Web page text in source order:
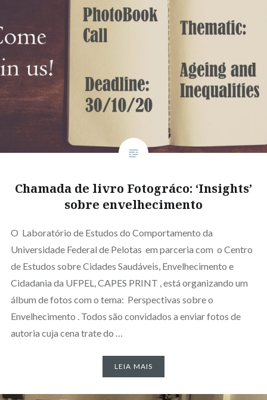
Chamada de livro Fotográfico: ‘Insights’
sobre envelhecimento
O Laboratório de Estudos do Comportamento da
Universidade Federal de Pelotas em parceria com o Centro
de Estudos sobre Cidades Saudáveis, Envelhecimento e
Cidadania da UFPEL, CAPES PRINT , está organizando um
álbum de fotos com o tema: Perspectivas sobre o
Envelhecimento . Todos são convidados a enviar fotos de
autoria cuja cena trate do …
LEIA MAIS